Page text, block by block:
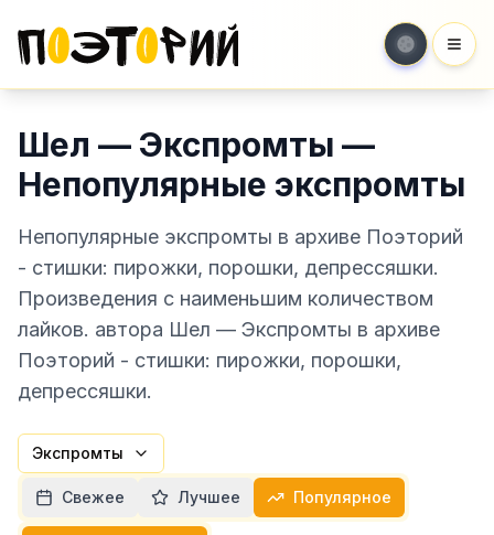
Шел — Экспромты —
Непопулярные экспромты
Непопулярные экспромты в архиве Поэторий
- стишки: пирожки, порошки, депрессяшки.
Произведения с наименьшим количеством
лайков. автора Шел — Экспромты в архиве
Поэторий - стишки: пирожки, порошки,
депрессяшки.
Экспромты
Свежее Лучшее Популярное